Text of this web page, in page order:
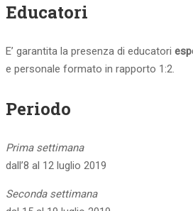
Educatori
E’ garantita la presenza di educatori
e personale formato in rapporto 1:2.
Periodo
Prima settimana
dall’8 al 12 luglio 2019
Seconda settimana